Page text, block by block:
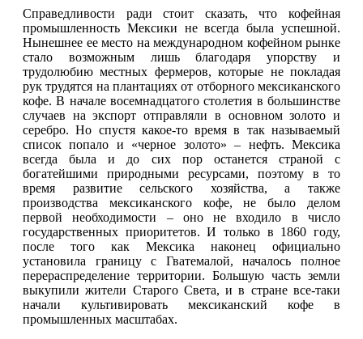
Справедливости ради стоит сказать, что кофейная
промышленность Мексики не всегда была успешной.
Нынешнее ее место на международном кофейном рынке
стало возможным лишь благодаря упорству и
трудолюбию местных фермеров, которые не покладая
рук трудятся на плантациях от отборного мексиканского
кофе. В начале восемнадцатого столетия в большинстве
случаев на экспорт отправляли в основном золото и
серебро. Но спустя какое-то время в так называемый
список попало и «черное золото» – нефть. Мексика
всегда была и до сих пор останется страной с
богатейшими природными ресурсами, поэтому в то
время развитие сельского хозяйства, а также
производства мексиканского кофе, не было делом
первой необходимости – оно не входило в число
государственных приоритетов. И только в 1860 году,
после того как Мексика наконец официально
установила границу с Гватемалой, началось полное
перераспределение территории. Большую часть земли
выкупили жители Старого Света, и в стране все-таки
начали культивировать мексиканский кофе в
промышленных масштабах.